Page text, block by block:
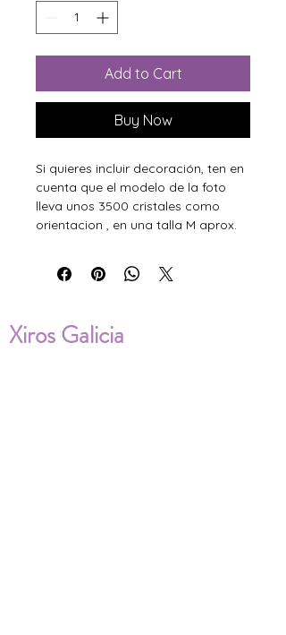
Add to Cart
Buy Now
Si quieres incluir decoración, ten en
cuenta que el modelo de la foto
lleva unos 3500 cristales como
orientacion , en una talla M aprox.
Xiros Galicia